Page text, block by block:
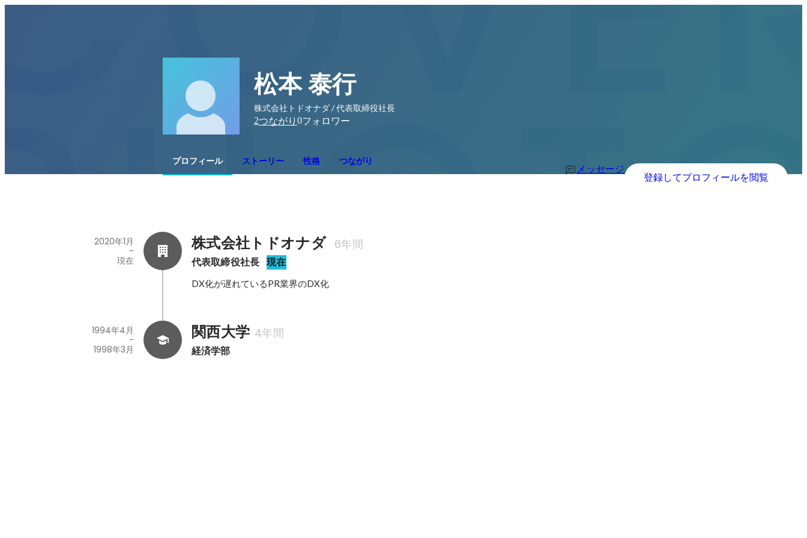
松本 泰行
株式会社トドオナダ / 代表取締役社長
2つながり 0フォロワー
プロフィール ストーリー 性格 つながり
メッセージ
登録してプロフィールを閲覧
株式会社トドオナダ 6年間
代表取締役社長 現在
2020年1月
-
現在
DX化が遅れているPR業界のDX化
関西大学 4年間
経済学部
1994年4月
-
1998年3月